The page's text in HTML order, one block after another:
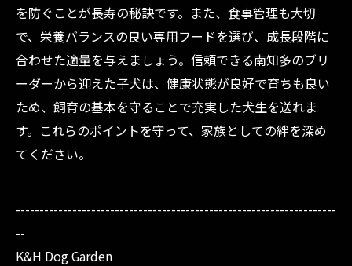
を防ぐことが長寿の秘訣です。また、食事管理も大切
で、栄養バランスの良い専用フードを選び、成長段階に
合わせた適量を与えましょう。信頼できる南知多のブリ
ーダーから迎えた子犬は、健康状態が良好で育ちも良い
ため、飼育の基本を守ることで充実した犬生を送れま
す。これらのポイントを守って、家族としての絆を深め
てください。
--------------------------------------------------------------------
--
K&H Dog Garden